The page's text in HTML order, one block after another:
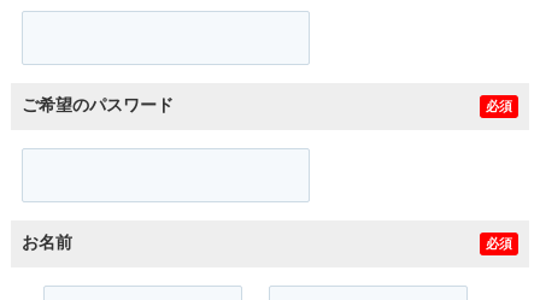
ご希望のパスワード 必須
お名前 必須